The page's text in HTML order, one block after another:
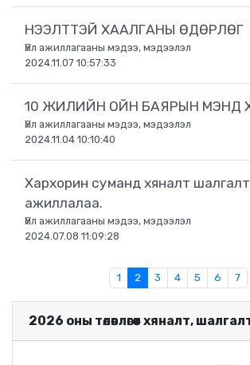
НЭЭЛТТЭЙ ХААЛГАНЫ ӨДӨРЛӨГ
Үйл ажиллагааны мэдээ, мэдээлэл
2024.11.07 10:57:33
10 ЖИЛИЙН ОЙН БАЯРЫН МЭНД
Үйл ажиллагааны мэдээ, мэдээлэл
2024.11.04 10:10:40
Хархорин суманд хяналт
ажиллалаа.
Үйл ажиллагааны мэдээ, мэдээлэл
2024.07.08 11:09:28
1 2 3 4 5 6 7
2026 оны төлөвлөгөөт хяналт,